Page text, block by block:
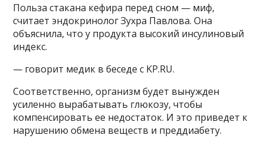
Польза стакана кефира перед сном — миф,
считает эндокринолог Зухра Павлова. Она
объяснила, что у продукта высокий инсулиновый
индекс.
— говорит медик в беседе с KP.RU.
Соответственно, организм будет вынужден
усиленно вырабатывать глюкозу, чтобы
компенсировать ее недостаток. И это приведет к
нарушению обмена веществ и преддиабету.